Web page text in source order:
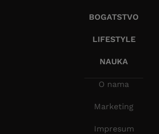
BOGATSTVO
LIFESTYLE
NAUKA
O nama
Marketing
Impresum